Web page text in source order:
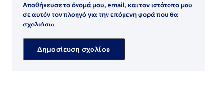
Αποθήκευσε το όνομά μου, email, και τον ιστότοπο μου
σε αυτόν τον πλοηγό για την επόμενη φορά που θα
σχολιάσω.